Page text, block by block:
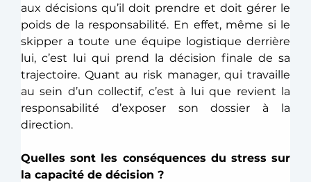
aux décisions qu’il doit prendre et doit gérer le
poids de la responsabilité. En effet, même si le
skipper a toute une équipe logistique derrière
lui, c’est lui qui prend la décision finale de sa
trajectoire. Quant au risk manager, qui travaille
au sein d’un collectif, c’est à lui que revient la
responsabilité d’exposer son dossier à la
direction.
Quelles sont les conséquences du stress sur
la capacité de décision ?